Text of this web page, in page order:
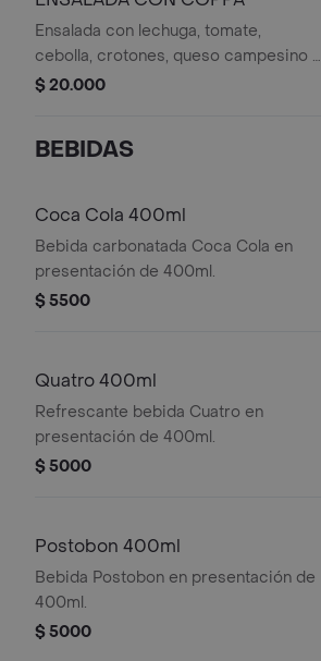
Ensalada con lechuga, tomate,
cebolla, crotones, queso campesino y
coppa.
$ 20.000
BEBIDAS
Coca Cola 400ml
Bebida carbonatada Coca Cola en
presentación de 400ml.
$ 5500
Quatro 400ml
Refrescante bebida Cuatro en
presentación de 400ml.
$ 5000
Postobon 400ml
Bebida Postobon en presentación de
400ml.
$ 5000